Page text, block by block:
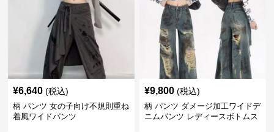
¥6,640 (税込)
柄 パンツ 女の子向け不規則重ね
着風ワイドパンツ
¥9,800 (税込)
柄 パンツ ダメージ加工ワイドデ
ニムパンツ レディースボトムス